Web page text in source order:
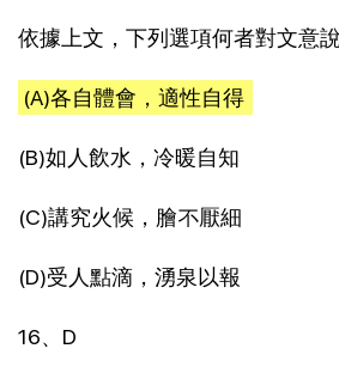
依據上文，下列選項何者對文意
(A)各自體會，適性自得
(B)如人飲水，冷暖自知
(C)講究火候，膾不厭細
(D)受人點滴，湧泉以報
16、D